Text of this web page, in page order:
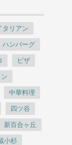
タリアン
ハンバーグ
ピザ
中華料理
四ツ谷
新百合ヶ丘
小杉